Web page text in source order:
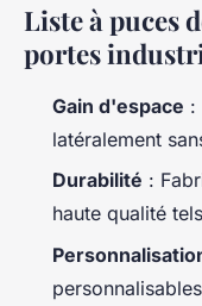
Liste à puces
portes
Gain d'espace :
latéralement
Durabilité :
haute qualité